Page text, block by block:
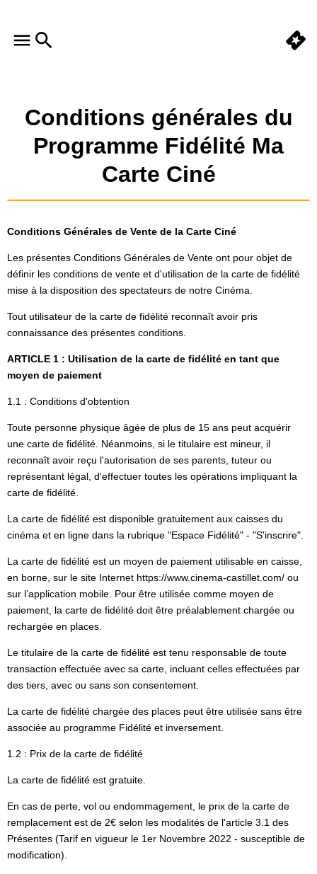
Conditions générales du
Programme Fidélité Ma
Carte Ciné
Conditions Générales de Vente de la Carte Ciné
Les présentes Conditions Générales de Vente ont pour objet de
définir les conditions de vente et d'utilisation de la carte de fidélité
mise à la disposition des spectateurs de notre Cinéma.
Tout utilisateur de la carte de fidélité reconnaît avoir pris
connaissance des présentes conditions.
ARTICLE 1 : Utilisation de la carte de fidélité en tant que
moyen de paiement
1.1 : Conditions d'obtention
Toute personne physique âgée de plus de 15 ans peut acquérir
une carte de fidélité. Néanmoins, si le titulaire est mineur, il
reconnaît avoir reçu l'autorisation de ses parents, tuteur ou
représentant légal, d'effectuer toutes les opérations impliquant la
carte de fidélité.
La carte de fidélité est disponible gratuitement aux caisses du
cinéma et en ligne dans la rubrique "Espace Fidélité" - "S'inscrire".
La carte de fidélité est un moyen de paiement utilisable en caisse,
en borne, sur le site Internet https://www.cinema-castillet.com/ ou
sur l’application mobile. Pour être utilisée comme moyen de
paiement, la carte de fidélité doit être préalablement chargée ou
rechargée en places.
Le titulaire de la carte de fidélité est tenu responsable de toute
transaction effectuée avec sa carte, incluant celles effectuées par
des tiers, avec ou sans son consentement.
La carte de fidélité chargée des places peut être utilisée sans être
associée au programme Fidélité et inversement.
1.2 : Prix de la carte de fidélité
La carte de fidélité est gratuite.
En cas de perte, vol ou endommagement, le prix de la carte de
remplacement est de 2€ selon les modalités de l'article 3.1 des
Présentes (Tarif en vigueur le 1er Novembre 2022 - susceptible de
modification).